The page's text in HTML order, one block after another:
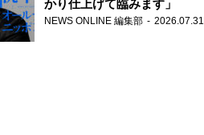
かり仕上げて臨みます」
NEWS ONLINE 編集部 2026.07.31